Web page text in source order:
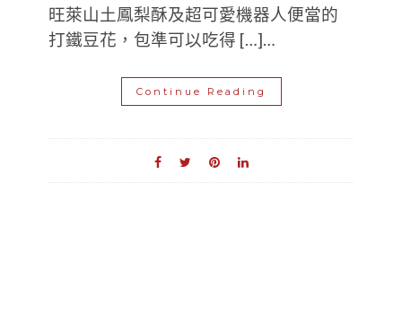
旺萊山土鳳梨酥及超可愛機器人便當的
打鐵豆花，包準可以吃得 […]…
Continue Reading